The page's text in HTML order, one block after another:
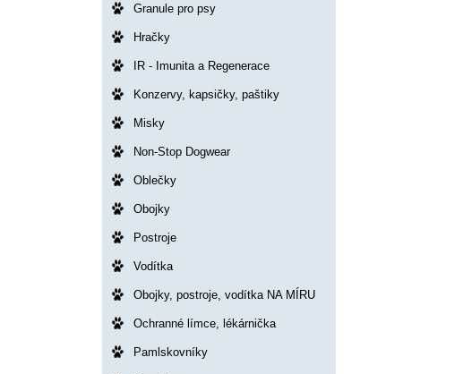
Granule pro psy
Hračky
IR - Imunita a Regenerace
Konzervy, kapsičky, paštiky
Misky
Non-Stop Dogwear
Oblečky
Obojky
Postroje
Vodítka
Obojky, postroje, vodítka NA MÍRU
Ochranné límce, lékárnička
Pamlskovníky